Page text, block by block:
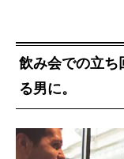
飲み会での立
る男に。